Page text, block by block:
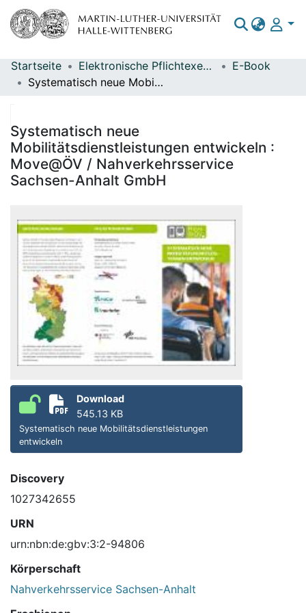
Bereiche & Sammlungen
Statistiken
Startseite Elektronische Pflichtexemplare
E-Book
Systematisch neue Mobilitätsdienstleistungen entwickeln : Move@ÖV / Nahverkehrsservice Sachsen-Anhalt GmbH
Systematisch neue
Mobilitätsdienstleistungen entwickeln :
Move@ÖV / Nahverkehrsservice
Sachsen-Anhalt GmbH
Download
545.13 KB
Systematisch neue Mobilitätsdienstleistungen
entwickeln
Discovery
1027342655
URN
urn:nbn:de:gbv:3:2-94806
Körperschaft
Nahverkehrsservice Sachsen-Anhalt